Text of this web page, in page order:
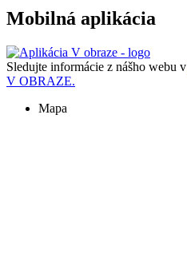
Mobilná aplikácia
Sledujte informácie z nášho webu v
V OBRAZE.
Mapa